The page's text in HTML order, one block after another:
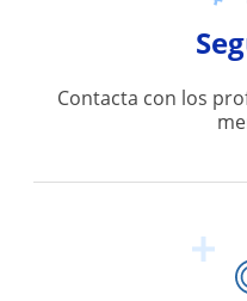
Contacta con los